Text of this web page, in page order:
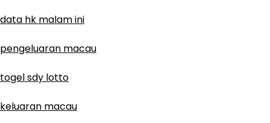
data hk malam ini
pengeluaran macau
togel sdy lotto
keluaran macau